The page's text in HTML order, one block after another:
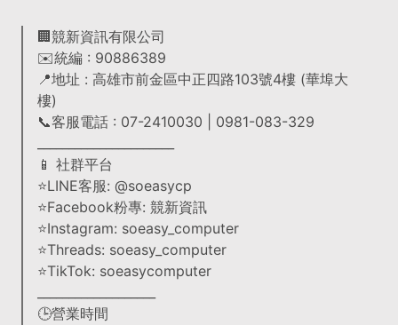
🏢競新資訊有限公司
✉️統編 : 90886389
📍地址 : 高雄市前金區中正四路103號4樓 (華埠大
樓)
📞客服電話 : 07-2410030 | 0981-083-329
📱 社群平台
⭐LINE客服: @soeasycp
⭐Facebook粉專: 競新資訊
⭐Instagram: soeasy_computer
⭐Threads: soeasy_computer
⭐TikTok: soeasycomputer
🕒營業時間